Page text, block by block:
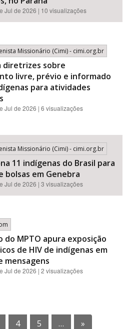
Jul de 2026 | 10 visualizações
Missionário (Cimi) - cimi.org.br
diretrizes sobre
livre, prévio e informado
para atividades
Jul de 2026 | 6 visualizações
Missionário (Cimi) - cimi.org.br
11 indígenas do Brasil para
bolsas em Genebra
Jul de 2026 | 3 visualizações
do MPTO apura exposição
de HIV de indígenas em
mensagens
Jul de 2026 | 2 visualizações
4 5 … »